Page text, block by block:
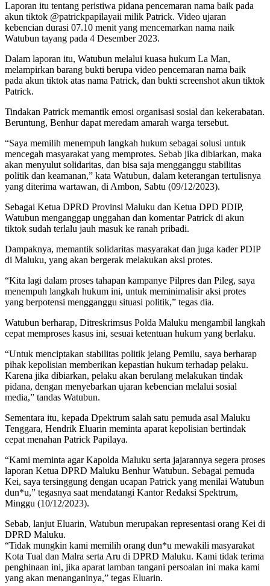
Laporan itu tentang peristiwa pidana pencemaran nama baik pada
akun tiktok @patrickpapilayaii milik Patrick. Video ujaran
kebencian durasi 07.10 menit yang mencemarkan nama naik
Watubun tayang pada 4 Desember 2023.
Dalam laporan itu, Watubun melalui kuasa hukum La Man,
melampirkan barang bukti berupa video pencemaran nama baik
pada akun tiktok atas nama Patrick, dan bukti screenshot akun tiktok
Patrick.
Tindakan Patrick memantik emosi organisasi sosial dan kekerabatan.
Beruntung, Benhur dapat meredam amarah warga tersebut.
“Saya memilih menempuh langkah hukum sebagai solusi untuk
mencegah masyarakat yang memprotes. Sebab jika dibiarkan, maka
akan menyulut solidaritas, dan bisa saja mengganggu stabilitas
politik dan keamanan,” kata Watubun, dalam keterangan tertulisnya
yang diterima wartawan, di Ambon, Sabtu (09/12/2023).
Sebagai Ketua DPRD Provinsi Maluku dan Ketua DPD PDIP,
Watubun menganggap unggahan dan komentar Patrick di akun
tiktok sudah terlalu jauh masuk ke ranah pribadi.
Dampaknya, memantik solidaritas masyarakat dan juga kader PDIP
di Maluku, yang akan bergerak melakukan aksi protes.
“Kita lagi dalam proses tahapan kampanye Pilpres dan Pileg, saya
menempuh langkah hukum ini, untuk meminimalisir aksi protes
yang berpotensi mengganggu situasi politik,” tegas dia.
Watubun berharap, Ditreskrimsus Polda Maluku mengambil langkah
cepat memproses kasus ini, sesuai ketentuan hukum yang berlaku.
“Untuk menciptakan stabilitas politik jelang Pemilu, saya berharap
pihak kepolisian memberikan kepastian hukum terhadap pelaku.
Karena jika dibiarkan, pelaku akan berulang melakukan tindak
pidana, dengan menyebarkan ujaran kebencian melalui sosial
media,” tandas Watubun.
Sementara itu, kepada Dpektrum salah satu pemuda asal Maluku
Tenggara, Hendrik Eluarin meminta aparat kepolisian bertindak
cepat menahan Patrick Papilaya.
“Kami meminta agar Kapolda Maluku serta jajarannya segera proses
laporan Ketua DPRD Maluku Benhur Watubun. Sebagai pemuda
Kei, saya tersinggung dengan ucapan Patrick yang menilai Watubun
dun*u,” tegasnya saat mendatangi Kantor Redaksi Spektrum,
Minggu (10/12/2023).
Sebab, lanjut Eluarin, Watubun merupakan representasi orang Kei di
DPRD Maluku.
“Tidak mungkin kami memilih orang dun*u mewakili masyarakat
Kota Tual dan Malra serta Aru di DPRD Maluku. Kami tidak terima
penghinaan ini, jika aparat lamban tangani persoalan ini maka kami
yang akan menanganinya,” tegas Eluarin.